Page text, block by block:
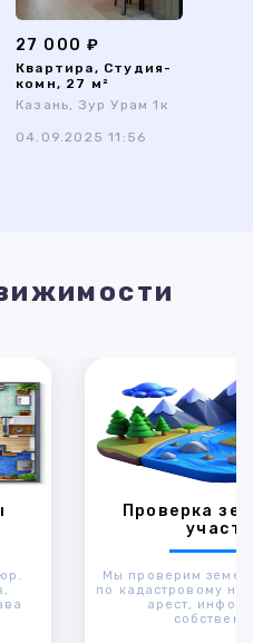
27 000 ₽
Квартира, Студия-
комн, 27 м²
Казань, Зур Урам 1к
04.09.2025 11:56
Проверка
Мы проверим
по кадастровому
арест,